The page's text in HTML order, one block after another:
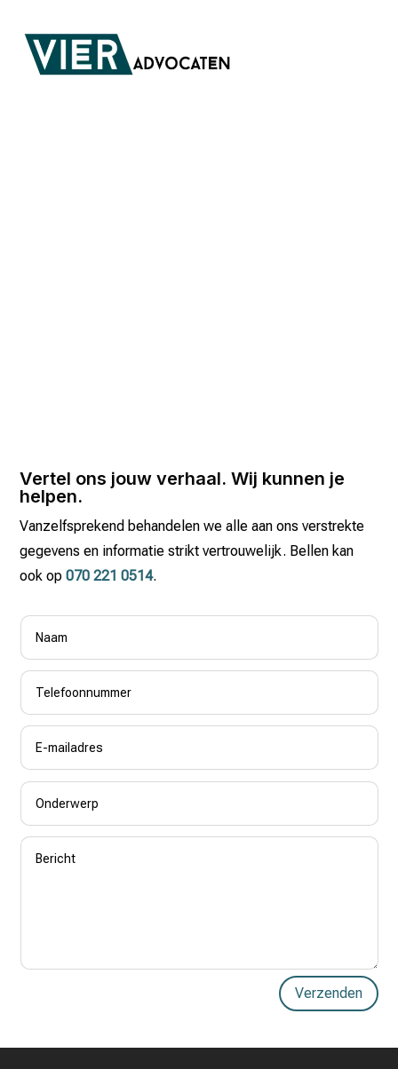
Vertel ons jouw verhaal. Wij kunnen je
helpen.
Vanzelfsprekend behandelen we alle aan ons verstrekte
gegevens en informatie strikt vertrouwelijk. Bellen kan
ook op070 221 0514.
Verzenden